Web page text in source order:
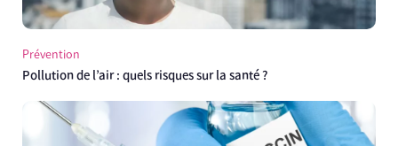
Prévention
Pollution de l’air : quels risques sur la santé ?